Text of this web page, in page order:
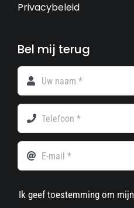
Privacybeleid
Bel mij terug
Ik geef toestemming om